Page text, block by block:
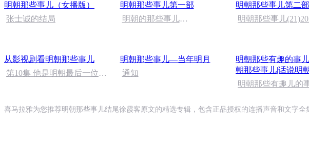
明朝那些事儿（女播版）
张士诚的结局
明朝那些事儿第一部
明朝的那些事儿
明朝那些事儿第二部
明朝那些事儿
从影视剧看明朝那些事儿
第10集 他是明朝最后一位皇
明朝那些事儿—当年明月
通知
明朝那些有趣的事
朝那些事儿|话说明
明朝那些有趣儿的
炮
喜马拉雅为您推荐明朝那些事儿结尾徐霞客原文的精选专辑，包含正品授权的连播声音和文字全